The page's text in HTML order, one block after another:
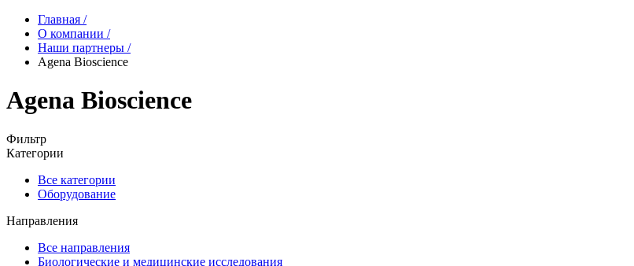
Главная /
О компании /
Наши партнеры /
Agena Bioscience
Agena Bioscience
Фильтр
Категории
Все категории
Оборудование
Направления
Все направления
Биологические и медицинские исследования